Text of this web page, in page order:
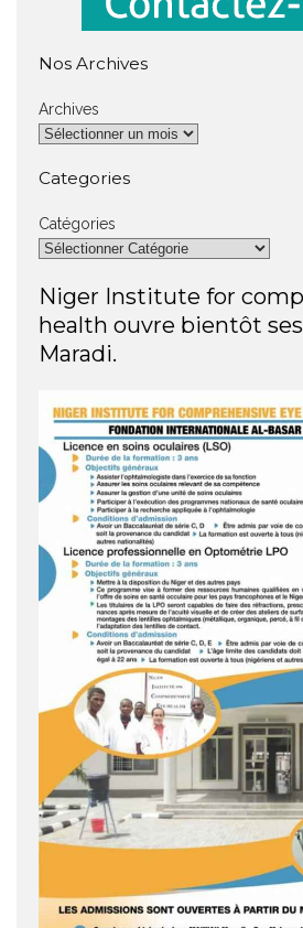
Nos Archives
Archives
Categories
Catégories
Niger Institute for
health ouvre bientôt
Maradi.